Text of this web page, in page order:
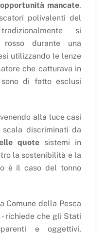
mancate.
polivalenti del
si
durante una
utilizzando le lenze
che catturava in
di fatto esclusi
alla luce casi
discriminati da
quote sistemi in
la sostenibilità e la
è il caso del tonno
Comune della Pesca
- richiede che gli Stati
e oggettivi,